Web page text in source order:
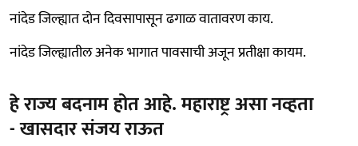
नांदेड जिल्ह्यात दोन दिवसापासून ढगाळ वातावरण काय.
नांदेड जिल्ह्यातील अनेक भागात पावसाची अजून प्रतीक्षा कायम.
हे राज्य बदनाम होत आहे. महाराष्ट्र असा नव्हता
- खासदार संजय राऊत